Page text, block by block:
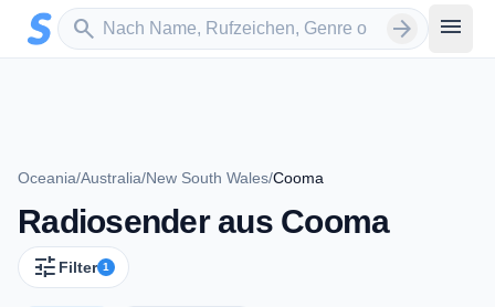
Zum Hauptinhalt springen
search
Sender suchen arrow_forward menu
Oceania/Australia/New South Wales/Cooma
Radiosender aus Cooma
tune Filter 1